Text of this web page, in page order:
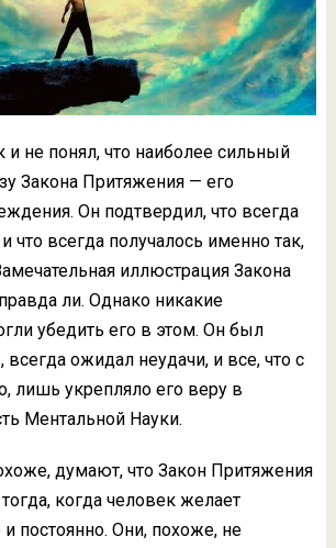
и не понял, что наи­более сильный
Закона Притяжения — его
Он подтвердил, что всегда
что всегда получалось именно так,
иллюстрация Закона
ли. Однако никакие
убедить его в этом. Он был
всегда ожидал неудачи, и все, что с
лишь укрепля­ло его веру в
Ментальной Науки.
думают, что Закон Притяжения
когда че­ловек желает
и постоянно. Они, похоже, не